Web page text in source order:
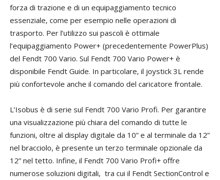
forza di trazione e di un equipaggiamento tecnico
essenziale, come per esempio nelle operazioni di
trasporto. Per l’utilizzo sui pascoli è ottimale
l’equipaggiamento Power+ (precedentemente PowerPlus)
del Fendt 700 Vario. Sul Fendt 700 Vario Power+ è
disponibile Fendt Guide. In particolare, il joystick 3L rende
più confortevole anche il comando del caricatore frontale.
L’Isobus è di serie sul Fendt 700 Vario Profi. Per garantire
una visualizzazione più chiara del comando di tutte le
funzioni, oltre al display digitale da 10” e al terminale da 12”
nel bracciolo, è presente un terzo terminale opzionale da
12” nel tetto. Infine, il Fendt 700 Vario Profi+ offre
numerose soluzioni digitali, tra cui il Fendt SectionControl e